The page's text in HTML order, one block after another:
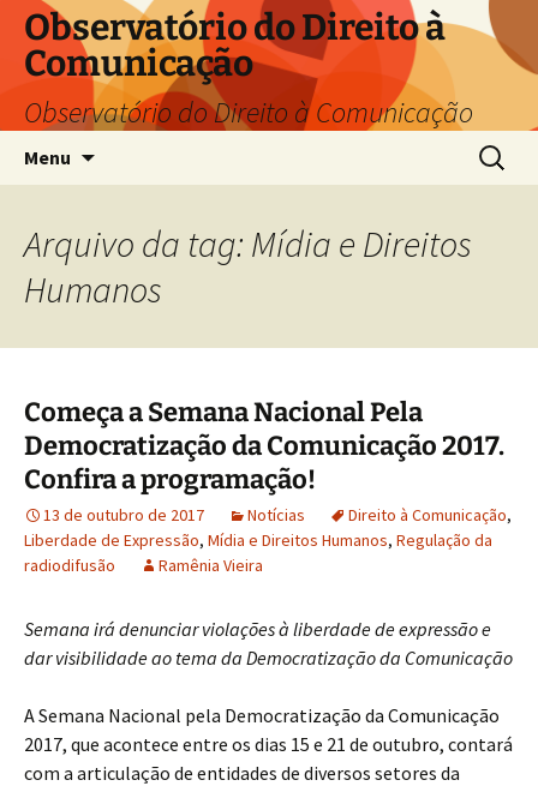
Pular
para
conteúdo
Observatório do Direito à
Comunicação
Observatório do Direito à Comunicação
Menu
por:
Arquivo da tag: Mídia e Direitos
Humanos
Começa a Semana Nacional Pela
Democratização da Comunicação 2017.
Confira a programação!
13 de outubro de 2017 Notícias Direito à Comunicação,
Liberdade de Expressão, Mídia e Direitos Humanos, Regulação da
radiodifusão
Ramênia Vieira
Semana irá denunciar violações à liberdade de expressão e
dar visibilidade ao tema da Democratização da Comunicação
A Semana Nacional pela Democratização da Comunicação
2017, que acontece entre os dias 15 e 21 de outubro, contará
com a articulação de entidades de diversos setores da